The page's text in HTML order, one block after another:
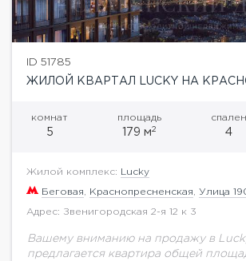
ID 51785
ЖИЛОЙ КВАРТАЛ LUCKY НА
комнат
5
площадь
179 м2
спален
4
Жилой комплекс: Lucky
Беговая Краснопресненская Улица
Адрес: Звенигородская 2-я 12 к 3
Вашему вниманию на продажу в
предлагается квартира общей